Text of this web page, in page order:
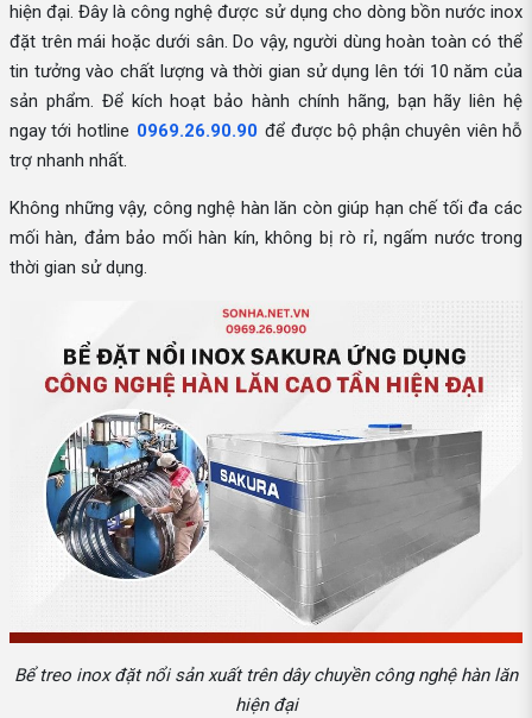
hiện đại. Đây là công nghệ được sử dụng cho dòng bồn nước inox
đặt trên mái hoặc dưới sân. Do vậy, người dùng hoàn toàn có thể
tin tưởng vào chất lượng và thời gian sử dụng lên tới 10 năm của
sản phẩm. Để kích hoạt bảo hành chính hãng, bạn hãy liên hệ
ngay tới hotline 0969.26.90.90 để được bộ phận chuyên viên hỗ
trợ nhanh nhất.
Không những vậy, công nghệ hàn lăn còn giúp hạn chế tối đa các
mối hàn, đảm bảo mối hàn kín, không bị rò rỉ, ngấm nước trong
thời gian sử dụng.
Bể treo inox đặt nổi sản xuất trên dây chuyền công nghệ hàn lăn
hiện đại